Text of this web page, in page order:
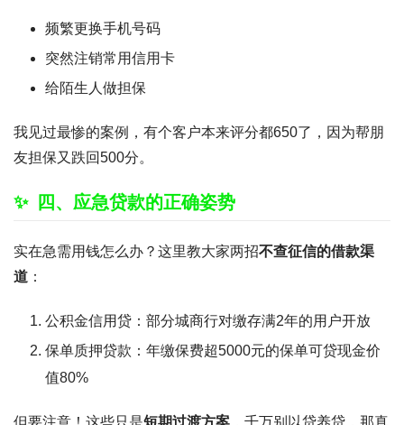
频繁更换手机号码
突然注销常用信用卡
给陌生人做担保
我见过最惨的案例，有个客户本来评分都650了，因为帮朋
友担保又跌回500分。
四、应急贷款的正确姿势
实在急需用钱怎么办？这里教大家两招不查征信的借款渠
道 ：
公积金信用贷：部分城商行对缴存满2年的用户开放
保单质押贷款：年缴保费超5000元的保单可贷现金价
值80%
但要注意！这些只是短期过渡方案 ，千万别以贷养贷，那真